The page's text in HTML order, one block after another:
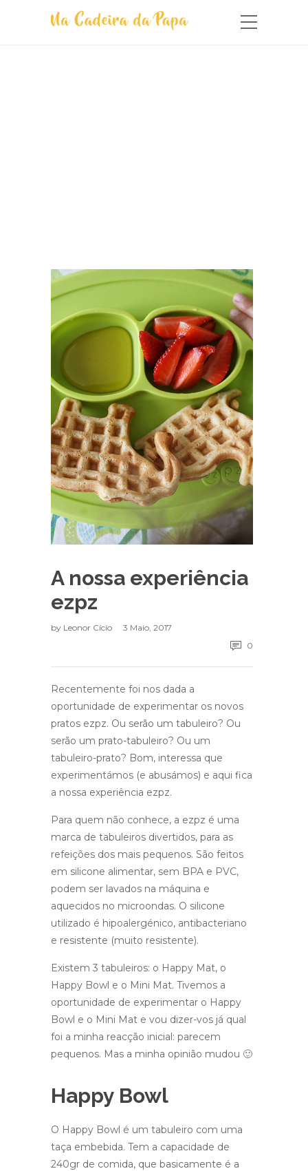
A nossa experiência
ezpz
by Leonor Cício
3 Maio, 2017
0
Recentemente foi nos dada a
oportunidade de experimentar os novos
pratos ezpz. Ou serão um tabuleiro? Ou
serão um prato-tabuleiro? Ou um
tabuleiro-prato? Bom, interessa que
experimentámos (e abusámos) e aqui fica
a nossa experiência ezpz.
Para quem não conhece, a ezpz é uma
marca de tabuleiros divertidos, para as
refeições dos mais pequenos. São feitos
em silicone alimentar, sem BPA e PVC,
podem ser lavados na máquina e
aquecidos no microondas. O silicone
utilizado é hipoalergénico, antibacteriano
e resistente (muito resistente).
Existem 3 tabuleiros: o Happy Mat, o
Happy Bowl e o Mini Mat. Tivemos a
oportunidade de experimentar o Happy
Bowl e o Mini Mat e vou dizer-vos já qual
foi a minha reacção inicial: parecem
pequenos. Mas a minha opinião mudou 🙂
Happy Bowl
O Happy Bowl é um tabuleiro com uma
taça embebida. Tem a capacidade de
240gr de comida, que basicamente é a